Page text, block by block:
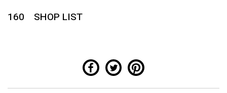
160 SHOP LIST